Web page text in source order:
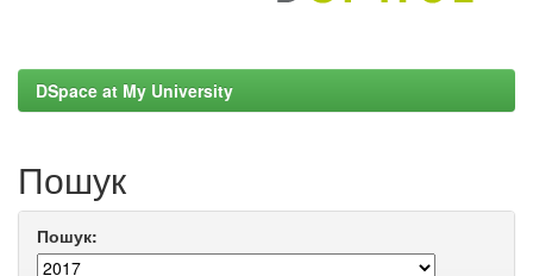
DSpace at My University
Пошук
Пошук: